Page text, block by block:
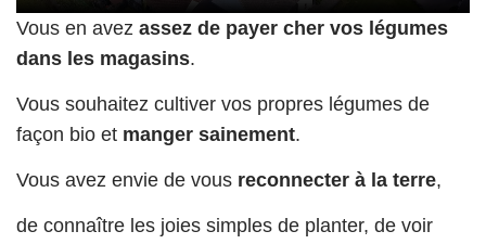
Vous en avez assez de payer cher vos légumes
dans les magasins.
Vous souhaitez cultiver vos propres légumes de
façon bio et manger sainement.
Vous avez envie de vous reconnecter à la terre,
de connaître les joies simples de planter, de voir